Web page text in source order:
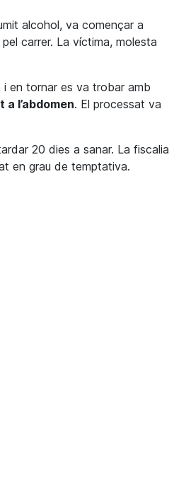
alcohol, va començar a
carrer. La víctima, molesta
i en tornar es va trobar amb
l’abdomen. El processat va
20 dies a sanar. La fiscalia
en grau de temptativa.